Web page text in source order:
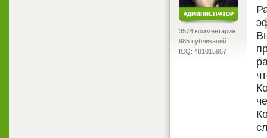
3574 комментария
985 публикаций
ICQ: 481015957